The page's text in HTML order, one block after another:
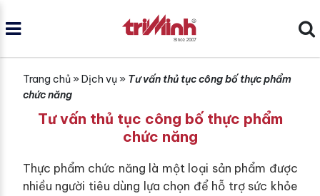
Trang chủ» Dịch vụ» Tư vấn thủ tục công bố thực phẩm
chức năng
Tư vấn thủ tục công bố thực phẩm
chức năng
Thực phẩm chức năng là một loại sản phẩm được
nhiều người tiêu dùng lựa chọn để hỗ trợ sức khỏe